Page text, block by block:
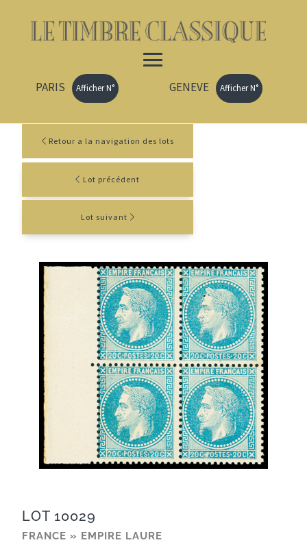
PARIS Afficher N° GENEVE Afficher N°
Retour a la navigation des lots
Lot précédent
Lot suivant
LOT 10029
FRANCE » EMPIRE LAURE